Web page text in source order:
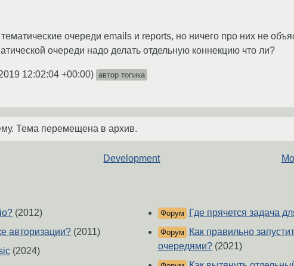
очереди emails и reports, но ничего про них не
очереди надо делать отдельную коннекцию что ли?
12:02:04 +00:00) автор топика
Тема перемещена в архив.
Development
(2012)
авторизации? (2011)
(2024)
Форум Где прячется задача
Форум
Как правильно
очередями?(2021)